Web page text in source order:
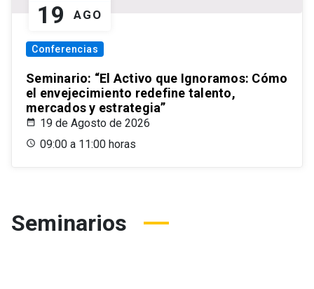
19 AGO
Conferencias
Seminario: “El Activo que Ignoramos: Cómo
el envejecimiento redefine talento,
mercados y estrategia”
19 de Agosto de 2026
09:00 a 11:00 horas
Seminarios